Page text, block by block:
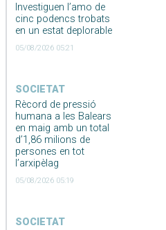
Investiguen l’amo de
cinc podencs trobats
en un estat deplorable
05/08/2026 05:21
SOCIETAT
Rècord de pressió
humana a les Balears
en maig amb un total
d’1,86 milions de
persones en tot
l’arxipèlag
05/08/2026 05:19
SOCIETAT